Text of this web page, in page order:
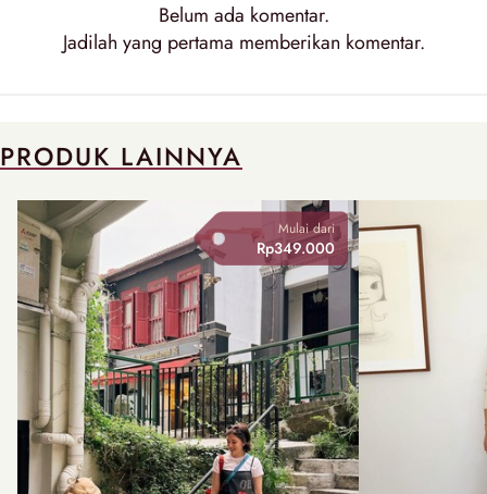
Belum ada komentar.
Jadilah yang pertama memberikan komentar.
PRODUK LAINNYA
Mulai dari
Rp349.000